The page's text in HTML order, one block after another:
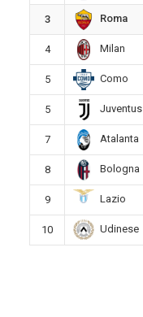
3 Roma
4 Milan
5 Como
5 Juventus
7 Atalanta
8 Bologna
9 Lazio
10 Udinese